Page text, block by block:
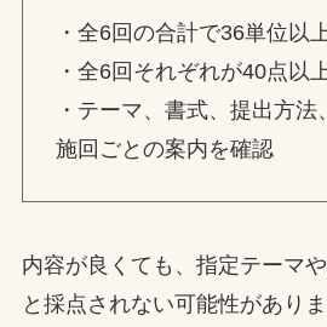
・全6回の合計で36単位以
・全6回それぞれが40点以
・テーマ、書式、提出方
施回ごとの案内を確認
内容が良くても、指定テーマ
と採点されない可能性があり